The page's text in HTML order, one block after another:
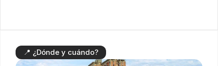
📍 ¿Dónde y cuándo?